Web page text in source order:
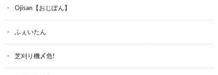
Ojisan【おじぽん】
ふぇいたん
芝刈り機〆危!